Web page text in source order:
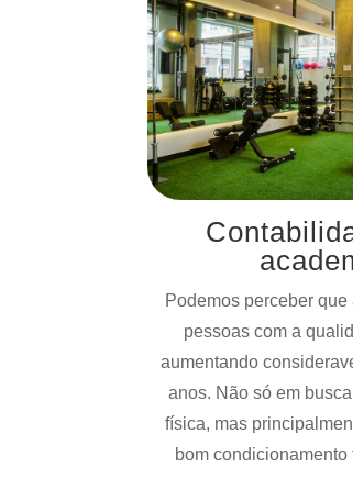
Podemos perceber
pessoas com a
aumentando
anos. Não só em
física, mas
bom condicionamento